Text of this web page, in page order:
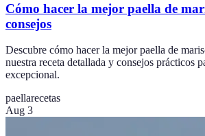
Cómo hacer la mejor paella de
consejos
Descubre cómo hacer la mejor paella de
nuestra receta detallada y consejos prácticos
excepcional.
paellarecetas
Aug 3